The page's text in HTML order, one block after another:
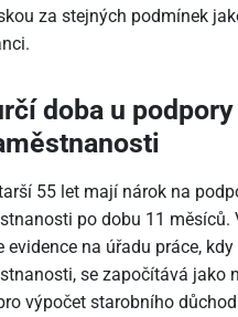
za stejných podmínek
doba u podpory
55 let mají nárok na
po dobu 11 měsíců.
evidence na úřadu práce,
se započítává jako
výpočet starobního